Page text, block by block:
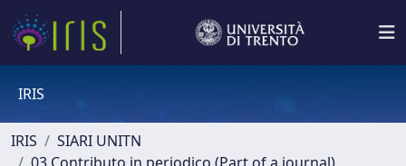
IRIS
IRIS
SIARI UNITN